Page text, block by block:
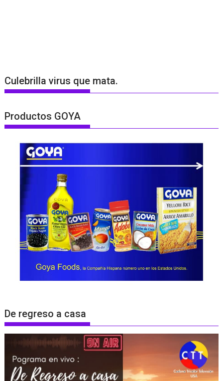
Culebrilla virus que mata.
Productos GOYA
De regreso a casa